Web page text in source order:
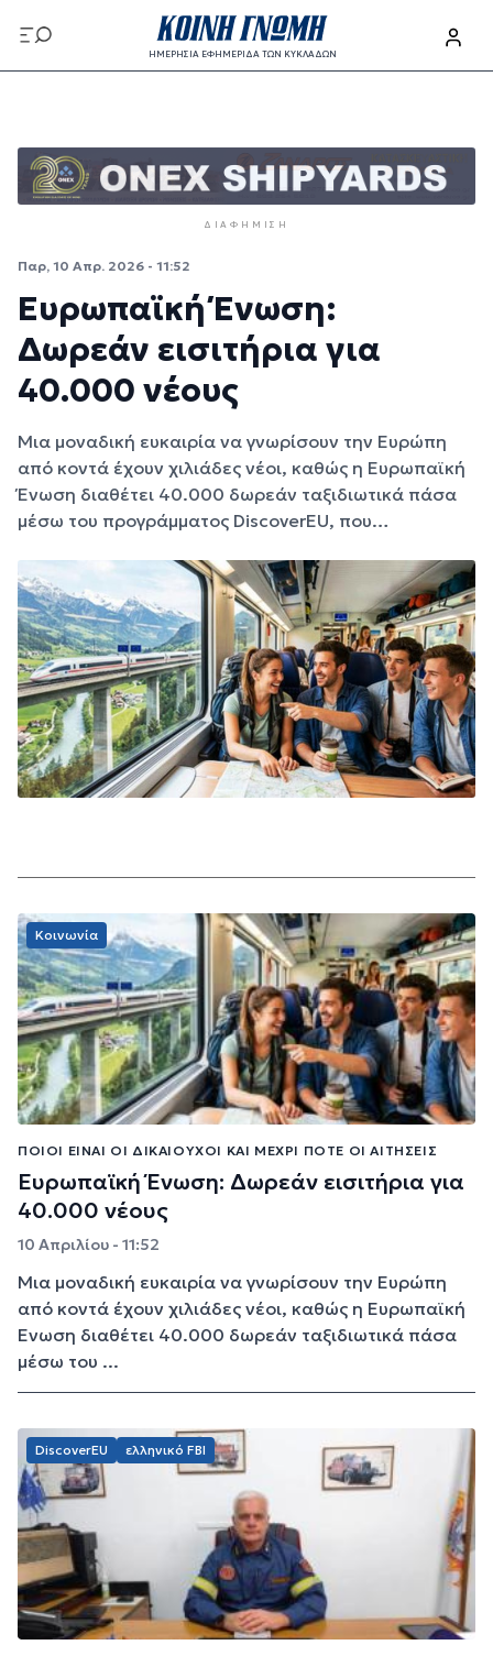
Παράκαμψη προς το κυρίως περιεχόμενο
ΗΜΕΡΗΣΙΑ ΕΦΗΜΕΡΙΔΑ ΤΩΝ ΚΥΚΛΑΔΩΝ
ΔΙΑΦΉΜΙΣΗ
Παρ, 10 Απρ. 2026 - 11:52
Ευρωπαϊκή Ένωση:
Δωρεάν εισιτήρια για
40.000 νέους
Μια μοναδική ευκαιρία να γνωρίσουν την Ευρώπη
από κοντά έχουν χιλιάδες νέοι, καθώς η Ευρωπαϊκή
Ένωση διαθέτει 40.000 δωρεάν ταξιδιωτικά πάσα
μέσω του προγράμματος DiscoverEU, που…
Κοινωνία
ΠΟΙΟΙ ΕΊΝΑΙ ΟΙ ΔΙΚΑΙΟΎΧΟΙ ΚΑΙ ΜΈΧΡΙ ΠΌΤΕ ΟΙ ΑΙΤΉΣΕΙΣ
Ευρωπαϊκή Ένωση: Δωρεάν εισιτήρια για
40.000 νέους
10 Απριλίου - 11:52
Μια μοναδική ευκαιρία να γνωρίσουν την Ευρώπη
από κοντά έχουν χιλιάδες νέοι, καθώς η Ευρωπαϊκή
Ένωση διαθέτει 40.000 δωρεάν ταξιδιωτικά πάσα
μέσω του ...
DiscoverEU ελληνικό FBI